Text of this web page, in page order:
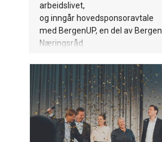
arbeidslivet,
og inngår hovedsponsoravtale
med BergenUP, en del av Bergen
Næringsråd.